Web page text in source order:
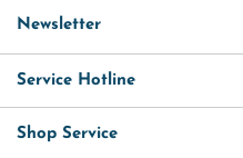
Newsletter
Service Hotline
Shop Service